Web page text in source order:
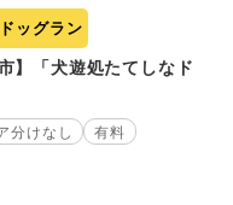
ドッグラン
】「犬遊処たてしなド
分けなし
有料